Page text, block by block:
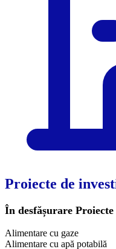
Proiecte de
În desfășurare
Alimentare cu gaze
Alimentare cu apă potabilă